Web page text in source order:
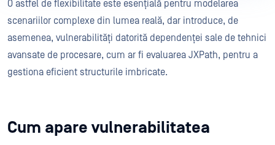
O astfel de flexibilitate este esențială pentru modelarea
scenariilor complexe din lumea reală, dar introduce, de
asemenea, vulnerabilități datorită dependenței sale de tehnici
avansate de procesare, cum ar fi evaluarea JXPath, pentru a
gestiona eficient structurile imbricate.
Cum apare vulnerabilitatea